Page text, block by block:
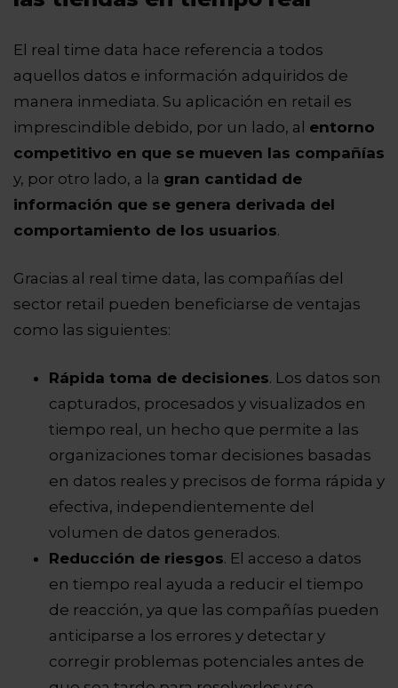
El real time data hace referencia a todos
aquellos datos e información adquiridos de
manera inmediata. Su aplicación en retail es
imprescindible debido, por un lado, al entorno
competitivo en que se mueven las compañías
y, por otro lado, a la gran cantidad de
información que se genera derivada del
comportamiento de los usuarios.
Gracias al real time data, las compañías del
sector retail pueden beneficiarse de ventajas
como las siguientes:
Rápida toma de decisiones. Los datos son
capturados, procesados y visualizados en
tiempo real, un hecho que permite a las
organizaciones tomar decisiones basadas
en datos reales y precisos de forma rápida y
efectiva, independientemente del
volumen de datos generados.
Reducción de riesgos. El acceso a datos
en tiempo real ayuda a reducir el tiempo
de reacción, ya que las compañías pueden
anticiparse a los errores y detectar y
corregir problemas potenciales antes de